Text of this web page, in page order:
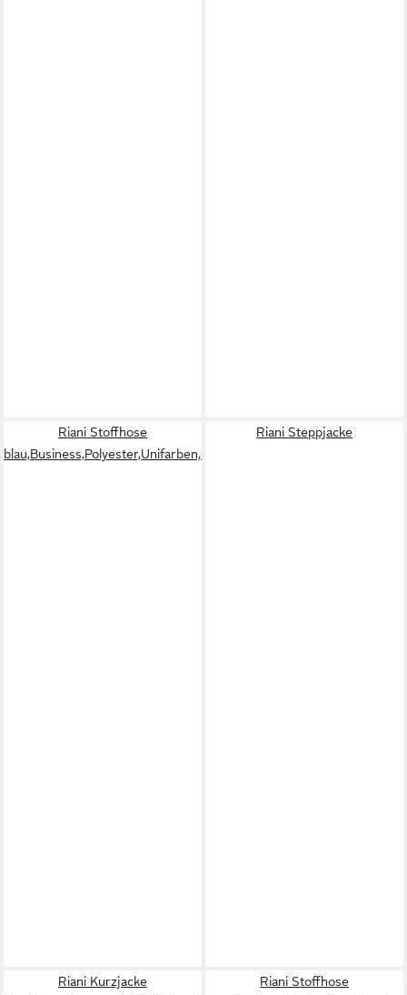
Riani Stoffhose
blau,Business,Polyester,Unifarben,Gerade,Mittel
Riani Steppjacke
Riani Kurzjacke
Riani Stoffhose